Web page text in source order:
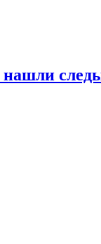
нашли